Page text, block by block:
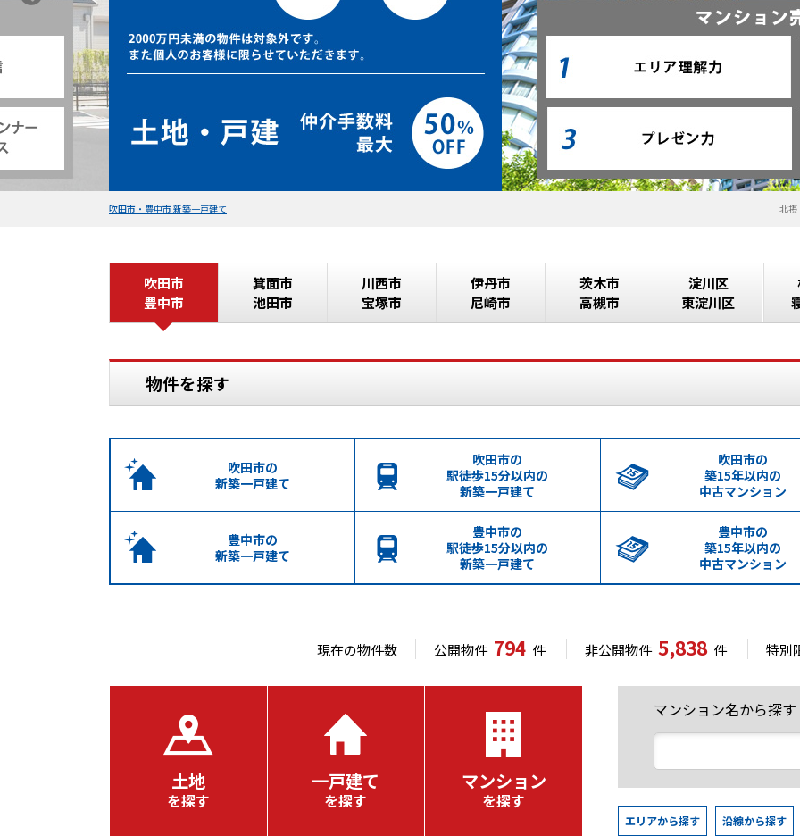
吹田市・豊中市 新築一戸建て 北摂
吹田市
豊中市
箕面市
池田市
川西市
宝塚市
伊丹市
尼崎市
茨木市
高槻市
淀川区
東淀川区
物件を探す
吹田市の
新築一戸建て
吹田市の
駅徒歩15分以内の
新築一戸建て
吹田市の
築15年以内の
中古マンション
豊中市の
新築一戸建て
豊中市の
駅徒歩15分以内の
新築一戸建て
豊中市の
築15年以内の
中古マンション
現在の物件数 公開物件 794 件 非公開物件 5,838 件 特別
土地
を探す
一戸建て
を探す
マンション
を探す
マンション名から探す
エリアから探す 沿線から探す